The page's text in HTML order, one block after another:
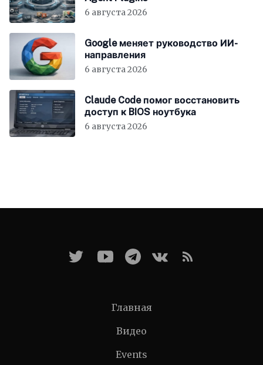
6 августа 2026
Google меняет руководство ИИ-
направления
6 августа 2026
Claude Code помог восстановить
доступ к BIOS ноутбука
6 августа 2026
Главная
Видео
Events